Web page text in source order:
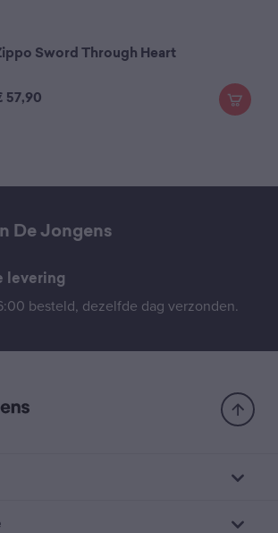
Sword Through Heart
57,90
De Jongens
levering
besteld, dezelfde dag verzonden.